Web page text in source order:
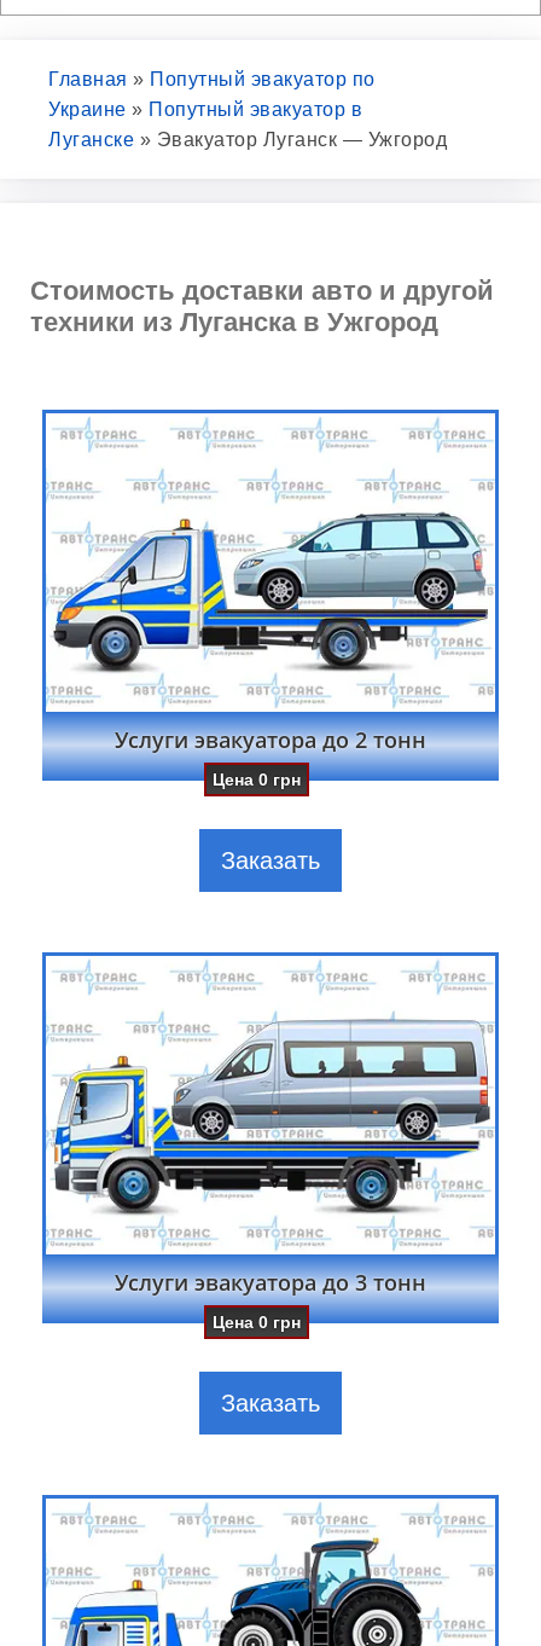
Главная » Попутный эвакуатор по
Украине » Попутный эвакуатор в
Луганске » Эвакуатор Луганск — Ужгород
Стоимость доставки авто и другой
техники из Луганска в Ужгород
Услуги эвакуатора до 2 тонн
Цена0 грн
Заказать
Услуги эвакуатора до 3 тонн
Цена0 грн
Заказать